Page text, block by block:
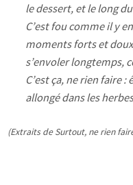
le dessert, et le long
C’est fou comme il y
moments forts et
s’envoler longtemps,
C’est ça, ne rien faire
allongé dans les
(Extraits de Surtout, ne rien